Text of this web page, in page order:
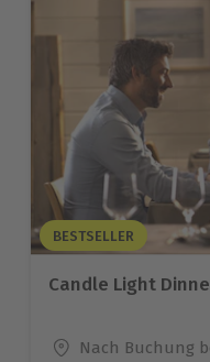
BESTSELLER
Candle Light
Standort
Nach Buchung